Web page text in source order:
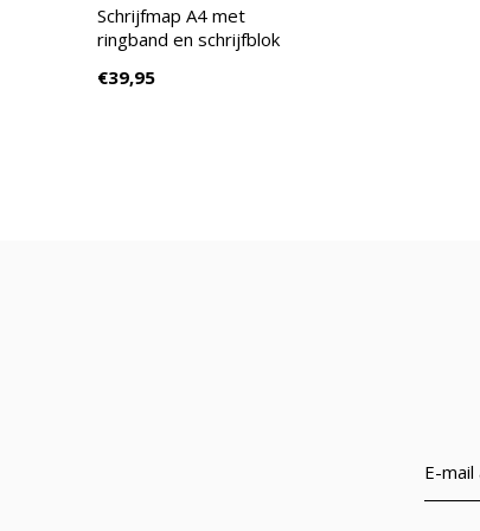
Schrijfmap A4 met
ringband en schrijfblok
€39,95